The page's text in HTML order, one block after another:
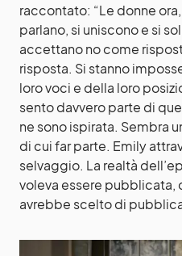
raccontato: “Le donne
parlano, si uniscono e si
accettano no come
risposta. Si stanno
loro voci e della loro
sento davvero parte di
ne sono ispirata. Sembra
di cui far parte. Emily
selvaggio. La realtà
voleva essere pubblicata,
avrebbe scelto di